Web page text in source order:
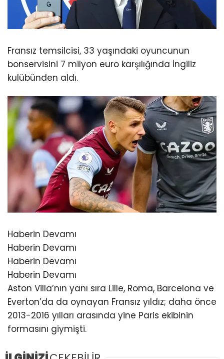
Fransız temsilcisi, 33 yaşındaki oyuncunun
bonservisini 7 milyon euro karşılığında İngiliz
kulübünden aldı.
Haberin Devamı
Haberin Devamı
Haberin Devamı
Haberin Devamı
Aston Villa’nın yanı sıra Lille, Roma, Barcelona ve
Everton’da da oynayan Fransız yıldız; daha önce
2013-2016 yılları arasında yine Paris ekibinin
formasını giymişti.